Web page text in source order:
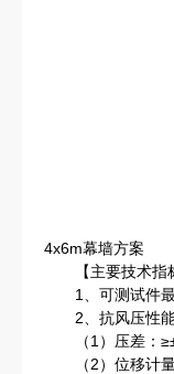
4x6m幕墙方案
【主要技术指
1、可测试件最
2、抗风压性能
（1）压差：
（2）位移计量